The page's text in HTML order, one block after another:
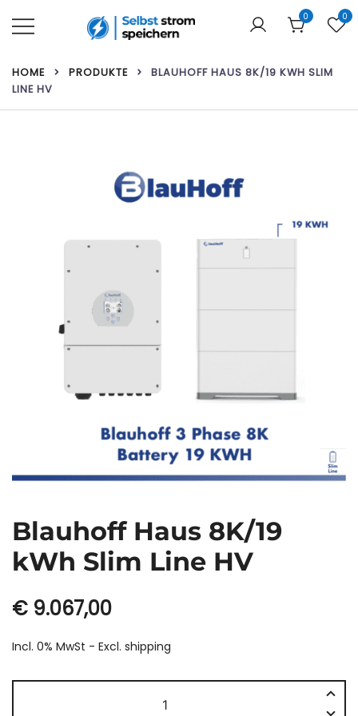
Inhalt
Solarmodule!
0 0
HOME PRODUKTE
BLAUHOFF HAUS 8K/19 KWH SLIM
LINE HV
Blauhoff Haus 8K/19
kWh Slim Line HV
€ 9.067,00
Incl. 0% MwSt - Excl. shipping